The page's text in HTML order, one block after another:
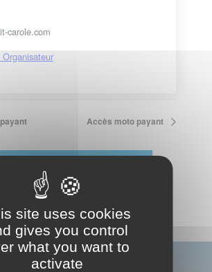
carole.com
Accès moto payant
site uses cookies
gives you control
what you want to
activate